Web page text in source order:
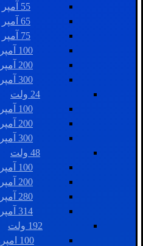
55 آمپر
65 آمپر
75 آمپر
100 آمپر
200 آمپر
300 آمپر
24 ولت
100 آمپر
200 آمپر
300 آمپر
48 ولت
100 آمپر
200 آمپر
280 آمپر
314 آمپر
192 ولت
100 امپر.